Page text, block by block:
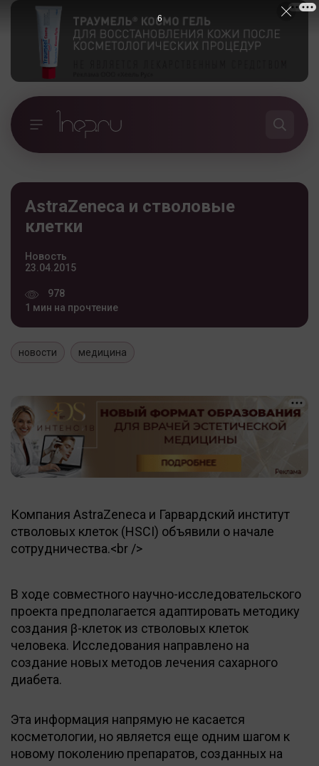
AstraZeneca и стволовые
клетки
Новость
23.04.2015
978
1 мин на прочтение
новости медицина
Компания AstraZeneca и Гарвардский институт
стволовых клеток (HSCI) объявили о начале
сотрудничества.<br />
В ходе совместного научно-исследовательского
проекта предполагается адаптировать методику
создания β-клеток из стволовых клеток
человека. Исследования направлено на
создание новых методов лечения сахарного
диабета.
Эта информация напрямую не касается
косметологии, но является еще одним шагом к
новому поколению препаратов, созданных на
5